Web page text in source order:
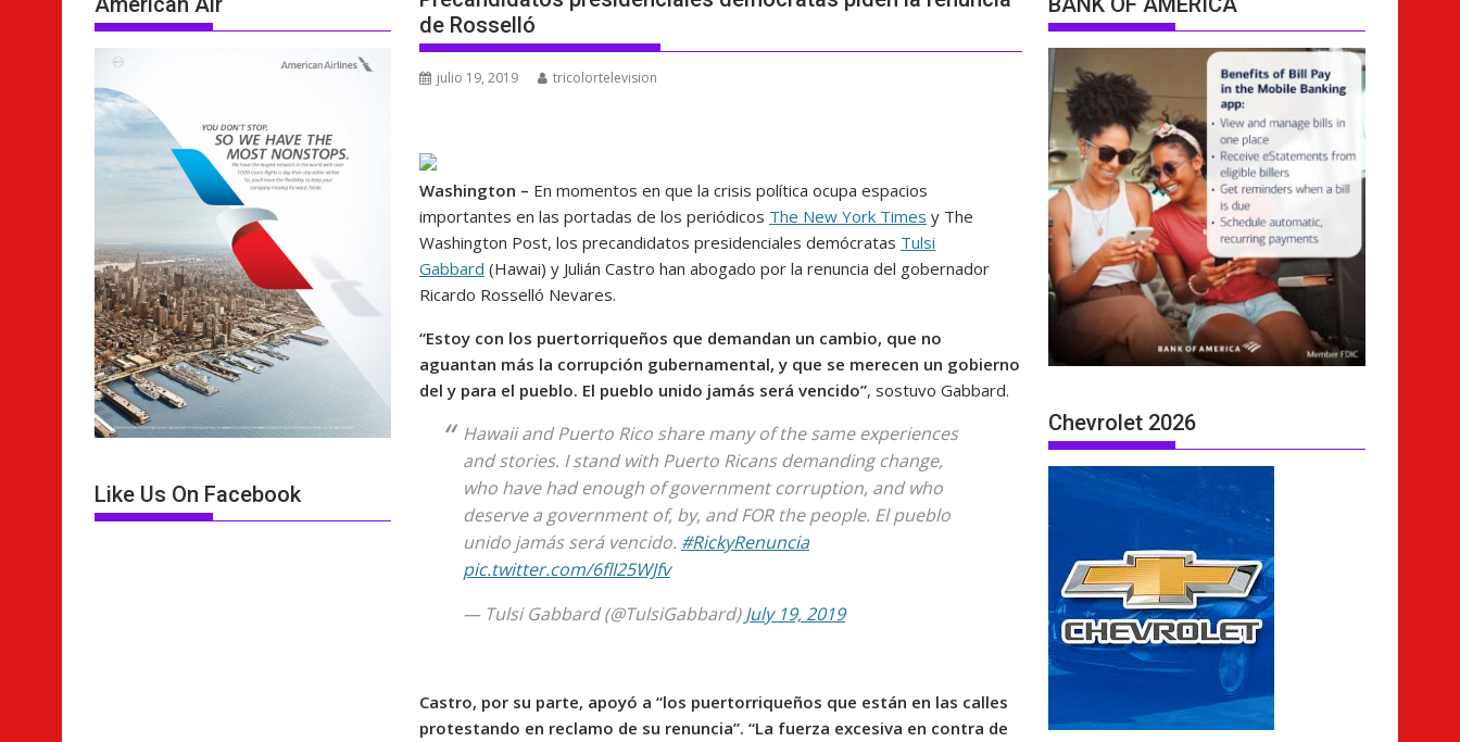
de Rosselló
julio 19, 2019 tricolortelevision
Washington – En momentos en que la crisis política ocupa espacios
importantes en las portadas de los periódicos The New York Times y The
Washington Post, los precandidatos presidenciales demócratas Tulsi
Gabbard (Hawai) y Julián Castro han abogado por la renuncia del gobernador
Ricardo Rosselló Nevares.
“Estoy con los puertorriqueños que demandan un cambio, que no
aguantan más la corrupción gubernamental, y que se merecen un gobierno
del y para el pueblo. El pueblo unido jamás será vencido”, sostuvo Gabbard.
Hawaii and Puerto Rico share many of the same experiences
and stories. I stand with Puerto Ricans demanding change,
who have had enough of government corruption, and who
deserve a government of, by, and FOR the people. El pueblo
unido jamás será vencido. #RickyRenuncia
pic.twitter.com/6flI25WJfv
— Tulsi Gabbard (@TulsiGabbard)July 19, 2019
Castro, por su parte, apoyó a “los puertorriqueños que están en las calles
protestando en reclamo de su renuncia”. “La fuerza excesiva en contra de
Like Us On Facebook
Chevrolet 2026